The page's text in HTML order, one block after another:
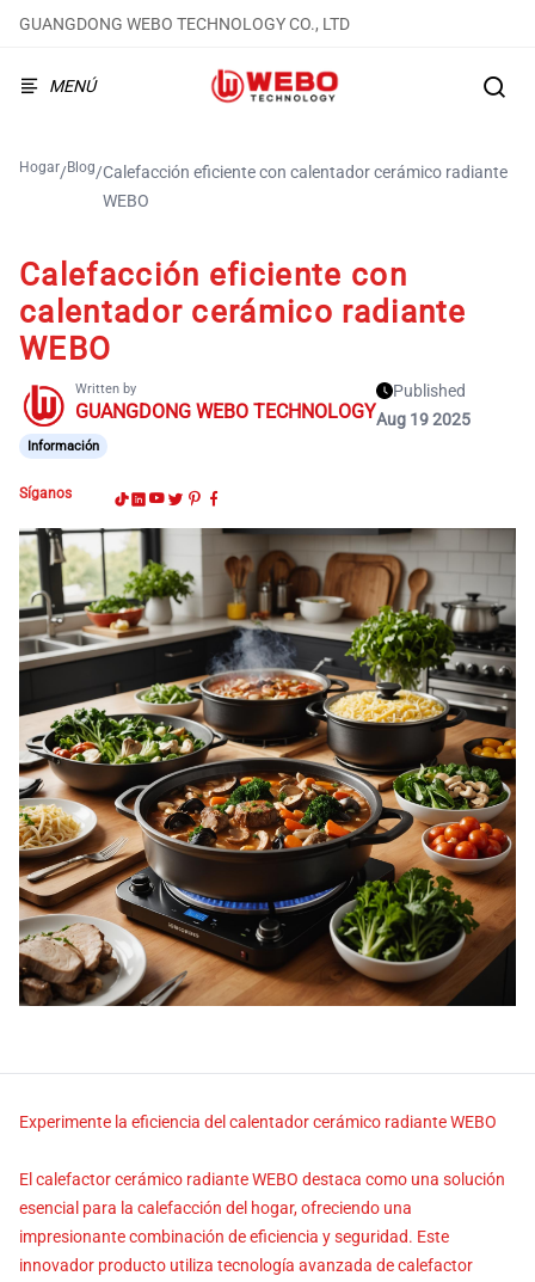
GUANGDONG WEBO TECHNOLOGY CO., LTD
MENÚ
Hogar/Blog/Calefacción eficiente con calentador cerámico radiante
WEBO
Calefacción eficiente con
calentador cerámico radiante
WEBO
Written by
GUANGDONG WEBO TECHNOLOGY
Published
Aug 19 2025
Información
Síganos
Experimente la eficiencia del calentador cerámico radiante WEBO
El calefactor cerámico radiante WEBO destaca como una solución
esencial para la calefacción del hogar, ofreciendo una
impresionante combinación de eficiencia y seguridad. Este
innovador producto utiliza tecnología avanzada de calefactor